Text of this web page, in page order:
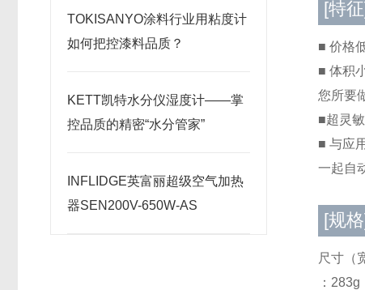
TOKISANYO涂料行业用粘度计
如何把控漆料品质？
KETT凯特水分仪湿度计——掌
控品质的精密“水分管家”
INFLIDGE英富丽超级空气加热
器SEN200V-650W-AS
[特
■ 价格
■ 体积
您所要
■超灵
■ 与应
一起自
[规
尺寸（
：283g